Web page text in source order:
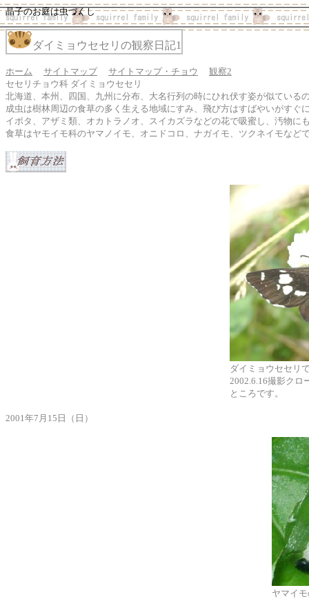
晶子のお庭は虫づくし
ダイミョウセセリの観察日記1
ホーム サイトマップ サイトマップ・チョウ
観察2
セセリチョウ科 ダイミョウセセリ
北海道、本州、四国、九州に分布、大名行列の時にひれ伏す姿が似ている
成虫は樹林周辺の食草の多く生える地域にすみ、飛び方はすばやいがすぐ
イボタ、アザミ類、オカトラノオ、スイカズラなどの花で吸蜜し、汚物に
食草はヤモイモ科のヤマノイモ、オニドコロ、ナガイモ、ツクネイモなど
ダイミョウセセリ
2002.6.16撮影クロ
ところです。
2001年7月15日（日）
ヤマイ